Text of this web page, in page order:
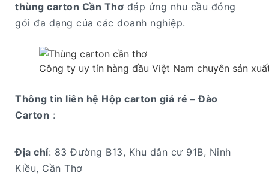
thùng carton Cần Thơ đáp ứng nhu cầu đóng
gói đa dạng của các doanh nghiệp.
Công ty uy tín hàng đầu Việt Nam chuyên sản
Thông tin liên hệ Hộp carton giá rẻ – Đào
Carton :
Địa chỉ: 83 Đường B13, Khu dân cư 91B, Ninh
Kiều, Cần Thơ